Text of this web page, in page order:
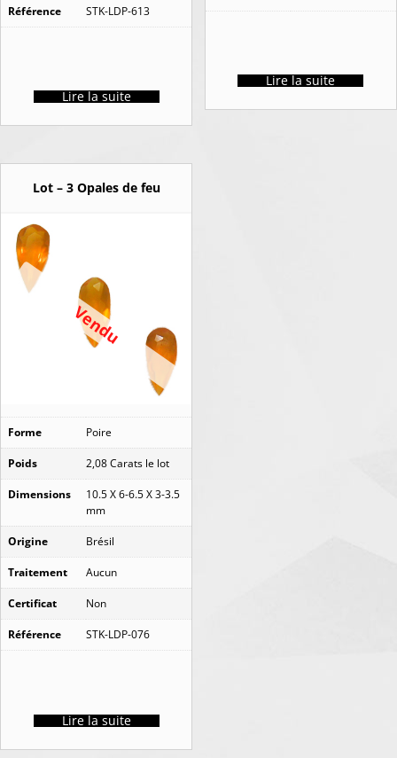
Référence STK-LDP-613
Lire la suite
Lire la suite
Lot – 3 Opales de feu
Vendu
Forme Poire
Poids 2,08 Carats le lot
Dimensions
10.5 X 6-6.5 X 3-3.5
mm
Origine Brésil
Traitement Aucun
Certificat Non
Référence STK-LDP-076
Lire la suite